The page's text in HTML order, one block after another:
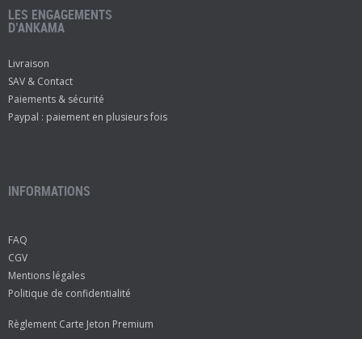
LES ENGAGEMENTS
D’ANKAMA
Livraison
SAV & Contact
Paiements & sécurité
Paypal : paiement en plusieurs fois
INFORMATIONS
FAQ
CGV
Mentions légales
Politique de confidentialité
Règlement Carte Jeton Premium